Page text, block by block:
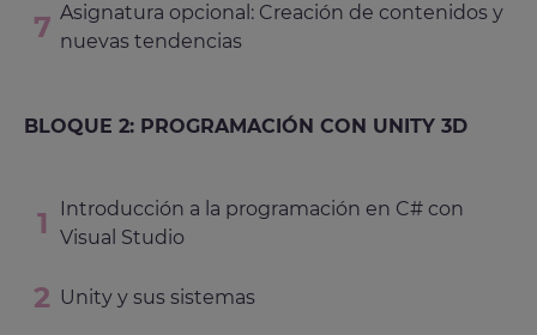
Asignatura opcional: Creación de contenidos y
nuevas tendencias
BLOQUE 2: PROGRAMACIÓN CON UNITY 3D
Introducción a la programación en C# con
Visual Studio
Unity y sus sistemas